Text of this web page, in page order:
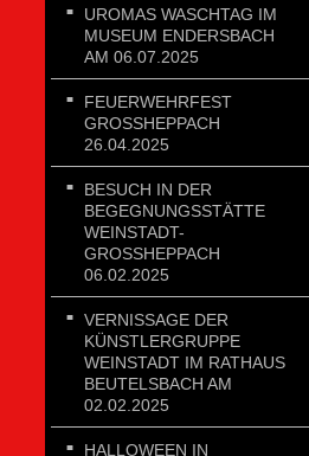
UROMAS WASCHTAG IM
MUSEUM ENDERSBACH
AM 06.07.2025
FEUERWEHRFEST
GROSSHEPPACH 2
6.04.2025
BESUCH IN DER
BEGEGNUNGSSTÄTTE
WEINSTADT-
GROSSHEPPACH 0
6.02.2025
VERNISSAGE DER
KÜNSTLERGRUPPE
WEINSTADT IM RATHAUS
BEUTELSBACH AM
02.02.2025
HALLOWEEN IN